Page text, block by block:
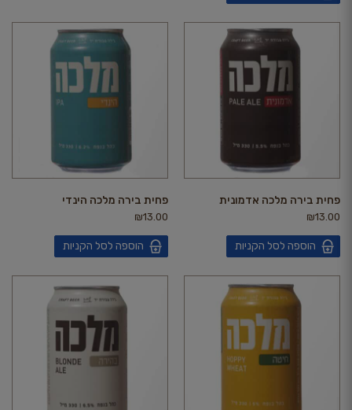
פחית בירה מלכה אדמונית
₪13.00
הוספה לסל הקניות
פחית בירה מלכה הינדי
₪13.00
הוספה לסל הקניות